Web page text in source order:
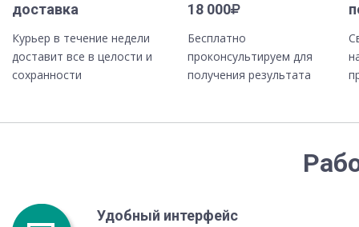
доставка
Курьер в течение недели
доставит все в целости и
сохранности
18 000
Бесплатно
проконсультируем для
получения результата
Удобный интерфейс